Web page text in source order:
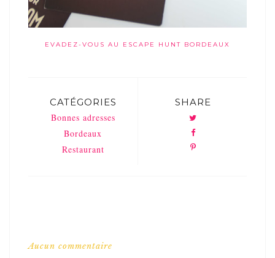
EVADEZ-VOUS AU ESCAPE HUNT BORDEAUX
CATÉGORIES
Bonnes adresses
Bordeaux
Restaurant
SHARE
Aucun commentaire